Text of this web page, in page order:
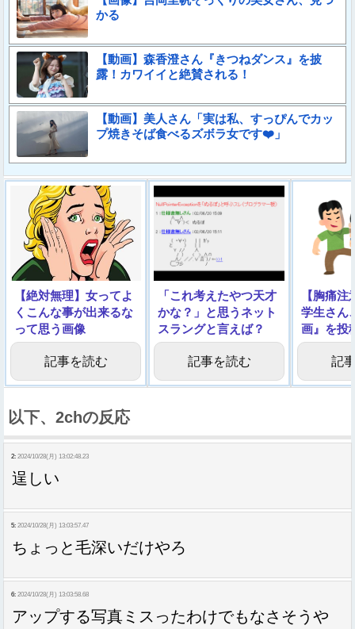
かる
【動画】森香澄さん『きつねダンス』を披
露！カワイイと絶賛される！
【動画】美人さん「実は私、すっぴんでカッ
プ焼きそば食べるズボラ女です❤️」
【絶対無理】女ってよ
くこんな事が出来るな
って思う画像
記事を読む
「これ考えたやつ天才
かな？」と思うネット
スラングと言えば？
記事を読む
【胸痛
学生さん
画』を投
う……
記
以下、2chの反応
2: 2024/10/28(月) 13:02:48.23
逞しい
5: 2024/10/28(月) 13:03:57.47
ちょっと毛深いだけやろ
6: 2024/10/28(月) 13:03:58.68
アップする写真ミスったわけでもなさそうや